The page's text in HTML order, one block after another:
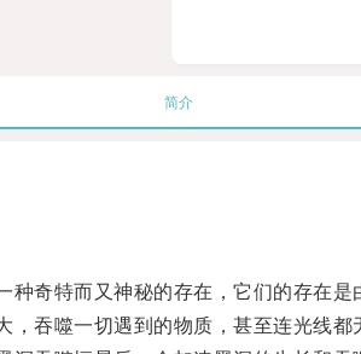
简介
奇特而又神秘的存在，它们的存在是
吞噬一切遇到的物质，甚至连光线都